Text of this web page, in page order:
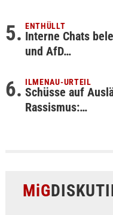
ENTHÜLLT
Interne Chats
und AfD…
ILMENAU-URTEIL
Schüsse auf
Rassismus:…
MiG